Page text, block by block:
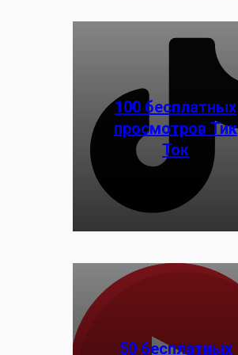
100 бесплатных
просмотров Тик
Ток
Заказать
50 бесплатных